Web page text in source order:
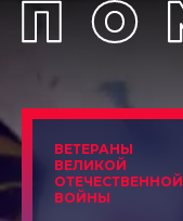
ВЕТЕРАНЫ
ВЕЛИКОЙ
ОТЕЧЕСТВЕННОЙ
ВОЙНЫ